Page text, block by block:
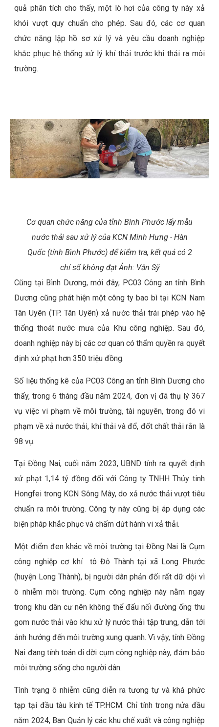
quả phân tích cho thấy, một lò hơi của công ty này xả
khói vượt quy chuẩn cho phép. Sau đó, các cơ quan
chức năng lập hồ sơ xử lý và yêu cầu doanh nghiệp
khắc phục hệ thống xử lý khí thải trước khi thải ra môi
trường.
Cơ quan chức năng của tỉnh Bình Phước lấy mẫu
nước thải sau xử lý của KCN Minh Hưng - Hàn
Quốc (tỉnh Bình Phước) để kiểm tra, kết quả có 2
chỉ số không đạt Ảnh: Văn Sỹ
Cũng tại Bình Dương, mới đây, PC03 Công an tỉnh Bình
Dương cũng phát hiện một công ty bao bì tại KCN Nam
Tân Uyên (TP. Tân Uyên) xả nước thải trái phép vào hệ
thống thoát nước mưa của Khu công nghiệp. Sau đó,
doanh nghiệp này bị các cơ quan có thẩm quyền ra quyết
định xử phạt hơn 350 triệu đồng.
Số liệu thống kê của PC03 Công an tỉnh Bình Dương cho
thấy, trong 6 tháng đầu năm 2024, đơn vị đã thụ lý 367
vụ việc vi phạm về môi trường, tài nguyên, trong đó vi
phạm về xả nước thải, khí thải và đổ, đốt chất thải rắn là
98 vụ.
Tại Đồng Nai, cuối năm 2023, UBND tỉnh ra quyết định
xử phạt 1,14 tỷ đồng đối với Công ty TNHH Thủy tinh
Hongfei trong KCN Sông Mây, do xả nước thải vượt tiêu
chuẩn ra môi trường. Công ty này cũng bị áp dụng các
biện pháp khắc phục và chấm dứt hành vi xả thải.
Một điểm đen khác về môi trường tại Đồng Nai là Cụm
công nghiệp cơ khí
tôĐô Thành tại xã Long Phước
(huyện Long Thành), bị người dân phản đối rất dữ dội vì
ô nhiễm môi trường. Cụm công nghiệp này nằm ngay
trong khu dân cư nên không thể đấu nối đường ống thu
gom nước thải vào khu xử lý nước thải tập trung, dẫn tới
ảnh hưởng đến môi trường xung quanh. Vì vậy, tỉnh Đồng
Nai đang tính toán di dời cụm công nghiệp này, đảm bảo
môi trường sống cho người dân.
Tình trạng ô nhiễm cũng diễn ra tương tự và khá phức
tạp tại đầu tàu kinh tế TP.HCM. Chỉ tính trong nửa đầu
năm 2024, Ban Quản lý các khu chế xuất và công nghiệp